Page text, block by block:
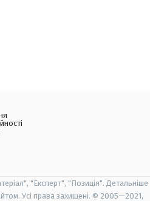
"Експерт", "Позиція". Детальніше
Усі права захищені. © 2005—2021,